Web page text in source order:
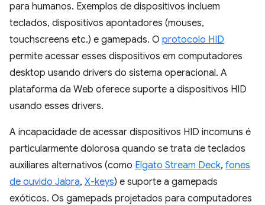
para humanos. Exemplos de dispositivos incluem
teclados, dispositivos apontadores (mouses,
touchscreens etc.) e gamepads. O protocolo HID
permite acessar esses dispositivos em computadores
desktop usando drivers do sistema operacional. A
plataforma da Web oferece suporte a dispositivos HID
usando esses drivers.
A incapacidade de acessar dispositivos HID incomuns é
particularmente dolorosa quando se trata de teclados
auxiliares alternativos (como Elgato Stream Deck, fones
de ouvido Jabra, X-keys) e suporte a gamepads
exóticos. Os gamepads projetados para computadores